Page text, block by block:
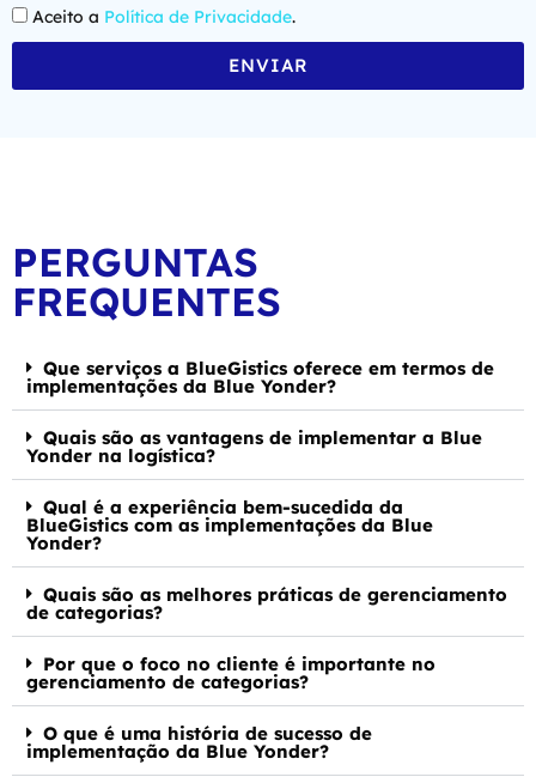
Aceito a Política de Privacidade.
ENVIAR
PERGUNTAS
FREQUENTES
Que serviços a BlueGistics oferece em termos de
implementações da Blue Yonder?
Quais são as vantagens de implementar a Blue
Yonder na logística?
Qual é a experiência bem-sucedida da
BlueGistics com as implementações da Blue
Yonder?
Quais são as melhores práticas de gerenciamento
de categorias?
Por que o foco no cliente é importante no
gerenciamento de categorias?
O que é uma história de sucesso de
implementação da Blue Yonder?